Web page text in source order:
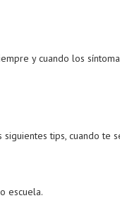
y cuando los
tips, cuando te
escuela.